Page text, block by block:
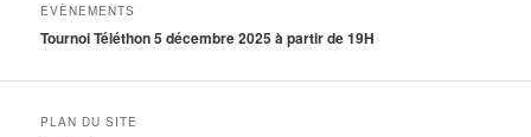
EVÈNEMENTS
Tournoi Téléthon 5 décembre 2025 à partir de 19H
PLAN DU SITE